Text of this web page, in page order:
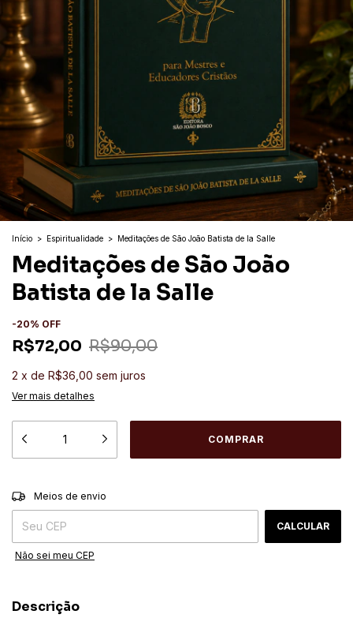
Início > Espiritualidade > Meditações de São João Batista de la Salle
Meditações de São João
Batista de la Salle
-20% OFF
R$72,00 R$90,00
2 x de R$36,00 sem juros
Ver mais detalhes
Entregas para o CEP:
Meios de envio
CALCULAR
Não sei meu CEP
Descrição